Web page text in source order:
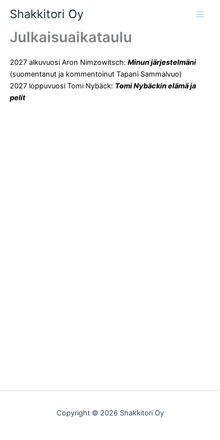
sisältöön
Shakkitori Oy
Julkaisuaikataulu
2027 alkuvuosi Aron Nimzowitsch: Minun järjestelmäni
(suomentanut ja kommentoinut Tapani Sammalvuo)
2027 loppuvuosi Tomi Nybäck: Tomi Nybäckin elämä ja
pelit
Copyright © 2026 Shakkitori Oy